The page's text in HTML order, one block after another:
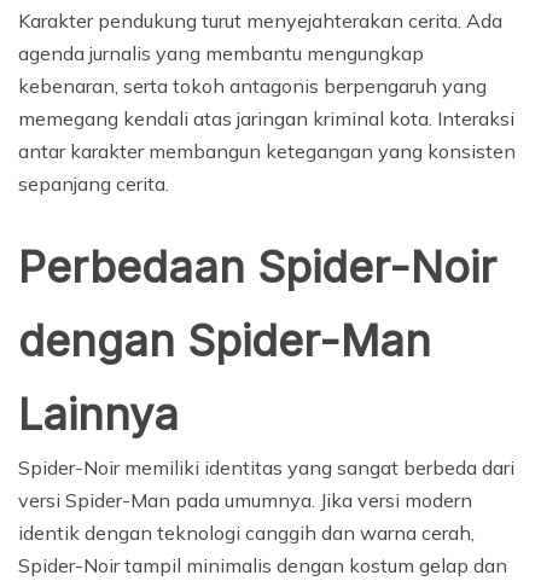
Karakter pendukung turut menyejahterakan cerita. Ada
agenda jurnalis yang membantu mengungkap
kebenaran, serta tokoh antagonis berpengaruh yang
memegang kendali atas jaringan kriminal kota. Interaksi
antar karakter membangun ketegangan yang konsisten
sepanjang cerita.
Perbedaan Spider-Noir
dengan Spider-Man
Lainnya
Spider-Noir memiliki identitas yang sangat berbeda dari
versi Spider-Man pada umumnya. Jika versi modern
identik dengan teknologi canggih dan warna cerah,
Spider-Noir tampil minimalis dengan kostum gelap dan